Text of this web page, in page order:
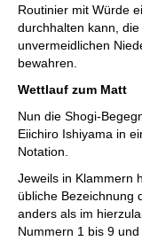
Routinier mit Würde
durchhalten kann,
unvermeidlichen
bewahren.
Wettlauf zum Matt
Nun die Shogi-
Eiichiro Ishiyama in
Notation.
Jeweils in Klammern
übliche Bezeichnung
anders als im
Nummern 1 bis 9